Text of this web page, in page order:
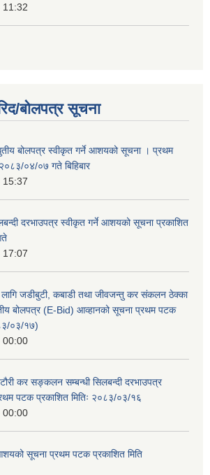
11:32
बोलपत्र सूचना
बोलपत्र स्वीकृत गर्ने आशयको सूचना । प्रथम
०४/०७ गते बिहिबार
15:37
दरभाउपत्र स्वीकृत गर्ने आशयको सूचना प्रकाशित
17:07
जडीबुटी, कबाडी तथा जीवजन्तु कर संकलन ठेक्का
बोलपत्र (E-Bid) आव्हानको सूचना प्रथम पटक
०३/१७)
00:00
कर सङ्कलन सम्बन्धी सिलबन्दी दरभाउपत्र
पटक प्रकाशित मितिः २०८३/०३/१६
00:00
सूचना प्रथम पटक प्रकाशित मिति